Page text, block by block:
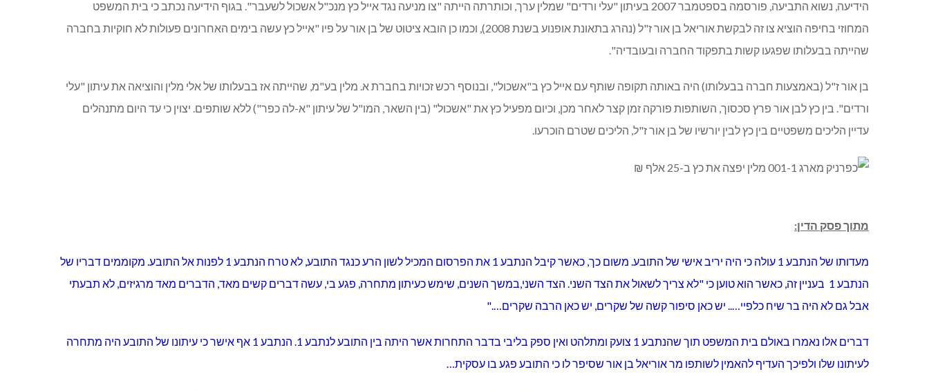
הידיעה, נשוא התביעה, פורסמה בספטמבר 2007 בעיתון "עלי ורדים" שמלין ערך, וכותרתה הייתה "צו מניעה נגד אייל כץ מנכ"ל אשכול לשעבר". בגוף הידיעה נכתב כי בית המשפט
המחוזי בחיפה הוציא צו זה לבקשת אוריאל בן אור ז"ל (נהרג בתאונת אופנוע בשנת 2008), וכמו כן הובא ציטוט של בן אור על פיו "אייל כץ עשה בימים האחרונים פעולות לא חוקיות בחברה
שהייתה בבעלותו שפגעו קשות בתפקוד החברה ובעובדיה".
בן אור ז"ל (באמצעות חברה בבעלותו) היה באותה תקופה שותף עם אייל כץ ב"אשכול", ובנוסף רכש זכויות בחברת א. מלין בע"מ, שהייתה אז בבעלותו של אלי מלין והוציאה את עיתון "עלי
ורדים". בין כץ לבן אור פרץ סכסוך, השותפות פורקה זמן קצר לאחר מכן, וכיום מפעיל כץ את "אשכול" (בין השאר, המו"ל של עיתון "א-לה כפר") ללא שותפים. יצוין כי עד היום מתנהלים
עדיין הליכים משפטיים בין כץ לבין יורשיו של בן אור ז"ל, הליכים שטרם הוכרעו.
מתוך פסק הדין:
מעדותו של הנתבע 1 עולה כי היה יריב אישי של התובע. משום כך, כאשר קיבל הנתבע 1 את הפרסום המכיל לשון הרע כנגד התובע, לא טרח הנתבע 1 לפנות אל התובע. מקוממים דבריו של
הנתבע 1 בעניין זה, כאשר הוא טוען כי "לא צריך לשאול את הצד השני. הצד השני,במשך השנים, שימש כעיתון מתחרה, פגע בי, עשה דברים קשים מאד, הדברים מאד מרגיזים, לא תבעתי
אבל גם לא היה בר שיח כלפיי….. יש כאן סיפור קשה של שקרים, יש כאן הרבה שקרים…."
דברים אלו נאמרו באולם בית המשפט תוך שהנתבע 1 צועק ומתלהט ואין ספק בליבי בדבר התחרות אשר היתה בין התובע לנתבע 1. הנתבע 1 אף אישר כי עיתונו של התובע היה מתחרה
לעיתונו שלו ולפיכך העדיף להאמין לשותפו מר אוריאל בן אור שסיפר לו כי התובע פגע בו עסקית…